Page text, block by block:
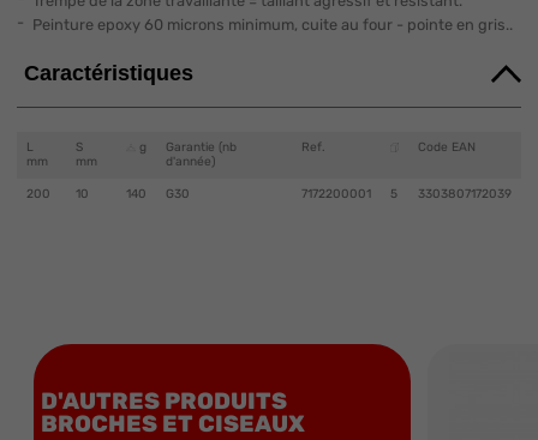
Peinture epoxy 60 microns minimum, cuite au four - pointe en gris..
Caractéristiques
L
mm
S
mm
g
Garantie (nb
d'année)
Ref. Code EAN
200 10 140 G30 7172200001 5 3303807172039
D'AUTRES PRODUITS
BROCHES ET CISEAUX